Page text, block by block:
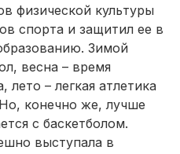
физической культуры
спорта и защитил ее в
Зимой
весна – время
– легкая атлетика
конечно же, лучше
с баскетболом.
выступала в